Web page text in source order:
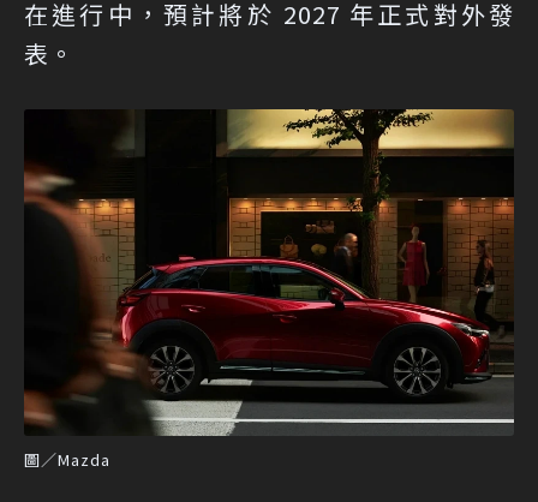
在進行中，預計將於 2027 年正式對外發
表。
圖／Mazda